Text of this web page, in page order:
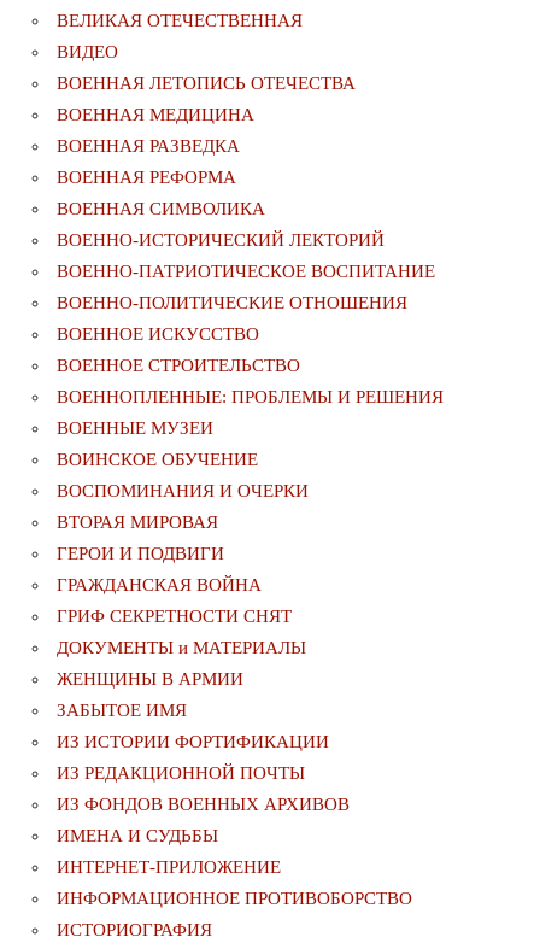
ВЕЛИКАЯ ОТЕЧЕСТВЕННАЯ
ВИДЕО
ВОЕННАЯ ЛЕТОПИСЬ ОТЕЧЕСТВА
ВОЕННАЯ МЕДИЦИНА
ВОЕННАЯ РАЗВЕДКА
ВОЕННАЯ РЕФОРМА
ВОЕННАЯ СИМВОЛИКА
ВОЕННО-ИСТОРИЧЕСКИЙ ЛЕКТОРИЙ
ВОЕННО-ПАТРИОТИЧЕСКОЕ ВОСПИТАНИЕ
ВОЕННО-ПОЛИТИЧЕСКИE ОТНОШЕНИЯ
ВОЕННОЕ ИСКУССТВО
ВОЕННОЕ СТРОИТЕЛЬСТВО
ВОЕННОПЛЕННЫЕ: ПРОБЛЕМЫ И РЕШЕНИЯ
ВОЕННЫЕ МУЗЕИ
ВОИНСКОЕ ОБУЧЕНИЕ
ВОСПОМИНАНИЯ И ОЧЕРКИ
ВТОРАЯ МИРОВАЯ
ГЕРОИ И ПОДВИГИ
ГРАЖДАНСКАЯ ВОЙНА
ГРИФ СЕКРЕТНОСТИ СНЯТ
ДОКУМЕНТЫ и МАТЕРИАЛЫ
ЖЕНЩИНЫ В АРМИИ
ЗАБЫТОЕ ИМЯ
ИЗ ИСТОРИИ ФОРТИФИКАЦИИ
ИЗ РЕДАКЦИОННОЙ ПОЧТЫ
ИЗ ФОНДОВ ВОЕННЫХ АРХИВОВ
ИМЕНА И СУДЬБЫ
ИНТЕРНЕТ-ПРИЛОЖЕНИЕ
ИНФОРМАЦИОННОЕ ПРОТИВОБОРСТВО
ИСТОРИОГРАФИЯ